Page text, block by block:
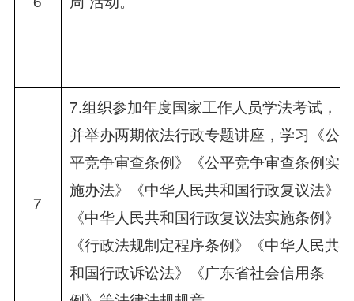
7
7.组织参加年度国家工作人员学法考试，
并举办两期依法行政专题讲座，学习《公
平竞争审查条例》《公平竞争审查条例实
施办法》《中华人民共和国行政复议法》
《中华人民共和国行政复议法实施条例》
《行政法规制定程序条例》《中华人民共
和国行政诉讼法》《广东省社会信用条